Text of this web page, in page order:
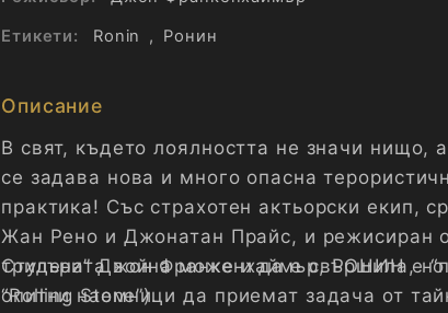
Етикети:
Ronin , Ронин
Описание
В свят, където лоялността не значи нищо,
се задава нова и много опасна
практика! Със страхотен актьорски екип,
Жан Рено и Джонатан Прайс, и режисиран
трилъри” Джон Франкенхаймър, РОНИН е
“Rolling Stone”).
Студената война може и да е свършила,
опитни наемници да приемат задача от